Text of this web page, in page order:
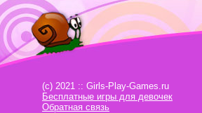
(c) 2021 :: Girls-Play-Games.ru
Бесплатные игры для девочек
Обратная связь